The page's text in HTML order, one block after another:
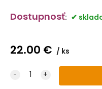
Dostupnosť:
22.00 € ks